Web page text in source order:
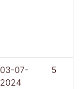
03-07-
2024
5